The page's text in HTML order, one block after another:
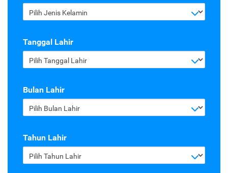
Pilih Jenis Kelamin
Tanggal Lahir
Pilih Tanggal Lahir
Bulan Lahir
Pilih Bulan Lahir
Tahun Lahir
Pilih Tahun Lahir